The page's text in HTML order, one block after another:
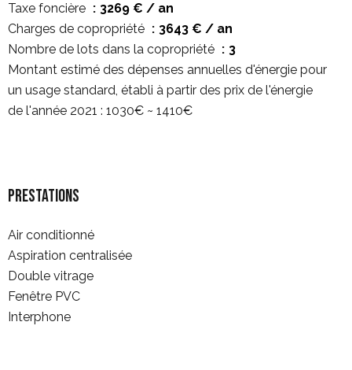
Taxe foncière
3269 € / an
Charges de copropriété
3643 € / an
Nombre de lots dans la copropriété
3
Montant estimé des dépenses annuelles d'énergie pour
un usage standard, établi à partir des prix de l'énergie
de l'année 2021 : 1030€ ~ 1410€
Prestations
Air conditionné
Aspiration centralisée
Double vitrage
Fenêtre PVC
Interphone